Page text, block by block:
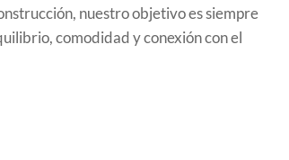
nuestro objetivo es siempre
comodidad y conexión con el